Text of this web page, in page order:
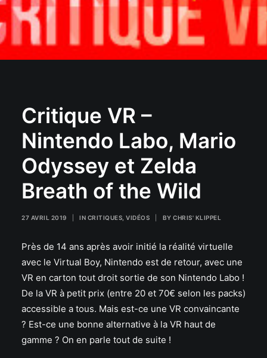
Critique VR –
Nintendo Labo, Mario
Odyssey et Zelda
Breath of the Wild
27 AVRIL 2019 IN CRITIQUES VIDÉOS BY CHRIS' KLIPPEL
Près de 14 ans après avoir initié la réalité virtuelle
avec le Virtual Boy, Nintendo est de retour, avec une
VR en carton tout droit sortie de son Nintendo Labo !
De la VR à petit prix (entre 20 et 70€ selon les packs)
accessible a tous. Mais est-ce une VR convaincante
? Est-ce une bonne alternative à la VR haut de
gamme ? On en parle tout de suite !